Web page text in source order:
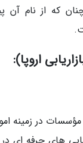
که از نام آن
اروپا):
در زمینه